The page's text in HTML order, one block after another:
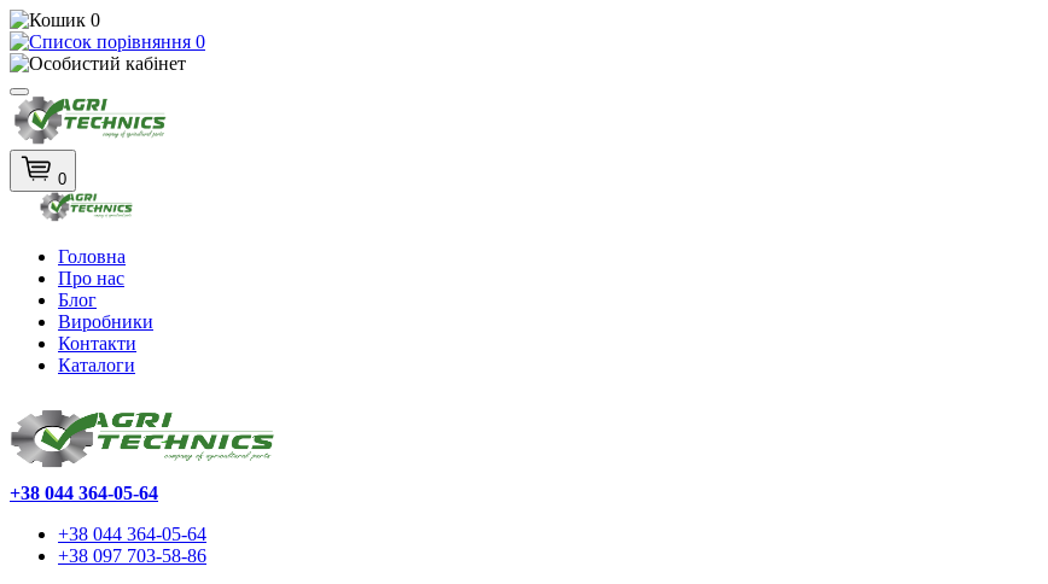
0
0
0
Головна
Про нас
Блог
Виробники
Контакти
Каталоги
+38 044 364-05-64
+38 044 364-05-64
+38 097 703-58-86